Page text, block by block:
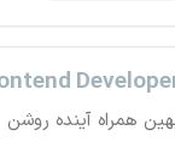
همراه آینده روشن